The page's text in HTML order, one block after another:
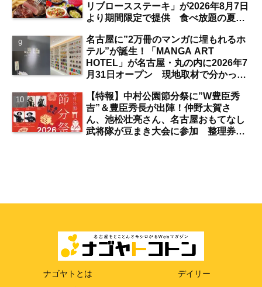
リブロースステーキ」が2026年8月7日
より期間限定で提供 食べ放題の夏ブ
発】
名古屋に”2万冊のマンガに埋もれるホ
テル”が誕生！「MANGA ART
HOTEL」が名古屋・丸の内に2026年7
月31日オープン 現地取材で分かった
／独自取材】
【特報】中村公園節分祭に”W豊臣秀
吉”＆豊臣秀長が出陣！仲野太賀さ
ん、池松壮亮さん、名古屋おもてなし
武将隊が豆まき大会に参加 整理券を
ナゴヤトとは
デイリー